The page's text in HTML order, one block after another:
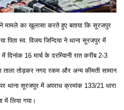
का खुलासा करते हुए बताया कि सूरजपुर
पिता स्व. विजय जिन्दिया ने थाना सूरजपुर में
दिनांक 16 मार्च के दरम्यिानी रात करीब 2-3
ताला तोड़कर नगद रकम और अन्य कीमती सामान
पर थाना सूरजपुर में अपराध क्रमांक 133/21 धारा
में लिया गया।